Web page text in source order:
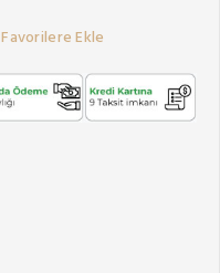
Favorilere Ekle